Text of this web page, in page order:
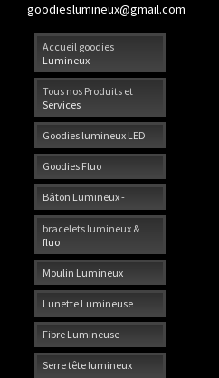
Accueil goodies
Lumineux
Tous nos Produits et
Services
Goodies lumineux LED
Goodies Fluo
Bâton Lumineux -
bracelets lumineux &
fluo
Moulin Lumineux
Lunette Lumineuse
Fibre Lumineuse
Serre tête lumineux
goodieslumineux@gmail.com